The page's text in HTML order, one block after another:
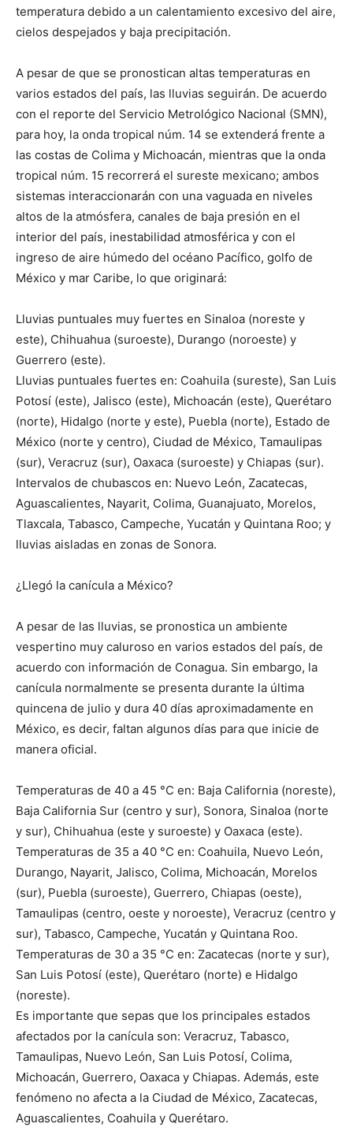
temperatura debido a un calentamiento excesivo del aire,
cielos despejados y baja precipitación.
A pesar de que se pronostican altas temperaturas en
varios estados del país, las lluvias seguirán. De acuerdo
con el reporte del Servicio Metrológico Nacional (SMN),
para hoy, la onda tropical núm. 14 se extenderá frente a
las costas de Colima y Michoacán, mientras que la onda
tropical núm. 15 recorrerá el sureste mexicano; ambos
sistemas interaccionarán con una vaguada en niveles
altos de la atmósfera, canales de baja presión en el
interior del país, inestabilidad atmosférica y con el
ingreso de aire húmedo del océano Pacífico, golfo de
México y mar Caribe, lo que originará:
Lluvias puntuales muy fuertes en Sinaloa (noreste y
este), Chihuahua (suroeste), Durango (noroeste) y
Guerrero (este).
Lluvias puntuales fuertes en: Coahuila (sureste), San Luis
Potosí (este), Jalisco (este), Michoacán (este), Querétaro
(norte), Hidalgo (norte y este), Puebla (norte), Estado de
México (norte y centro), Ciudad de México, Tamaulipas
(sur), Veracruz (sur), Oaxaca (suroeste) y Chiapas (sur).
Intervalos de chubascos en: Nuevo León, Zacatecas,
Aguascalientes, Nayarit, Colima, Guanajuato, Morelos,
Tlaxcala, Tabasco, Campeche, Yucatán y Quintana Roo; y
lluvias aisladas en zonas de Sonora.
¿Llegó la canícula a México?
A pesar de las lluvias, se pronostica un ambiente
vespertino muy caluroso en varios estados del país, de
acuerdo con información de Conagua. Sin embargo, la
canícula normalmente se presenta durante la última
quincena de julio y dura 40 días aproximadamente en
México, es decir, faltan algunos días para que inicie de
manera oficial.
Temperaturas de 40 a 45 °C en: Baja California (noreste),
Baja California Sur (centro y sur), Sonora, Sinaloa (norte
y sur), Chihuahua (este y suroeste) y Oaxaca (este).
Temperaturas de 35 a 40 °C en: Coahuila, Nuevo León,
Durango, Nayarit, Jalisco, Colima, Michoacán, Morelos
(sur), Puebla (suroeste), Guerrero, Chiapas (oeste),
Tamaulipas (centro, oeste y noroeste), Veracruz (centro y
sur), Tabasco, Campeche, Yucatán y Quintana Roo.
Temperaturas de 30 a 35 °C en: Zacatecas (norte y sur),
San Luis Potosí (este), Querétaro (norte) e Hidalgo
(noreste).
Es importante que sepas que los principales estados
afectados por la canícula son: Veracruz, Tabasco,
Tamaulipas, Nuevo León, San Luis Potosí, Colima,
Michoacán, Guerrero, Oaxaca y Chiapas. Además, este
fenómeno no afecta a la Ciudad de México, Zacatecas,
Aguascalientes, Coahuila y Querétaro.